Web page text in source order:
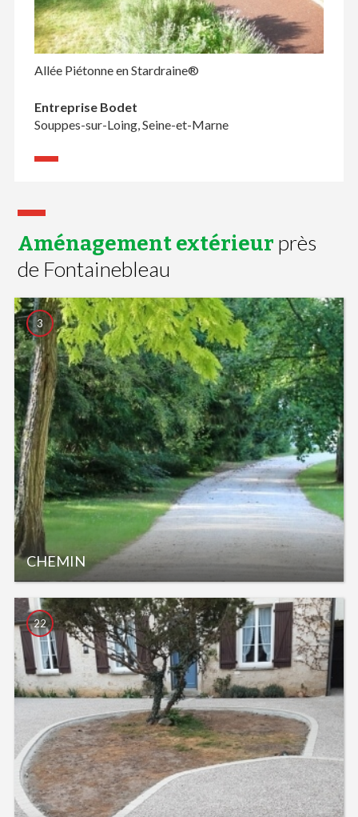
Allée Piétonne en Stardraine®
Entreprise Bodet
Souppes-sur-Loing, Seine-et-Marne
Aménagement extérieur près
de Fontainebleau
CHEMIN
3
22